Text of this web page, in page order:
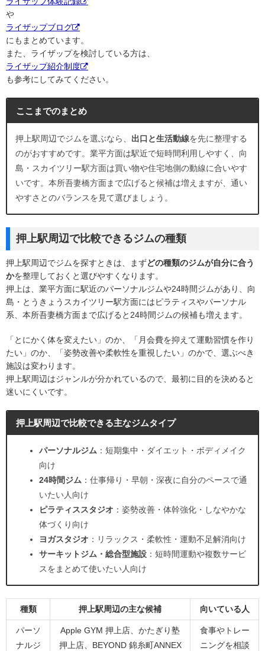
や
ライザップブログ
にもまとめています。
また、ライザップを検討している方は、
ライザップ紹介制度
も参考にしてみてください。
ここまでのまとめ
押上駅周辺でジムを選ぶなら、 出口と生活動線を先に整理する
のがおすすめです。業平方面は駅近で短時間利用しやすく、向
島・スカイツリー駅方面は買い物や住宅地側の動線に合いやす
いです。本所吾妻橋方面まで広げると候補は増えますが、通い
やすさとのバランスを見て選びましょう。
押上駅周辺で比較できるジムの種類
押上駅周辺でジムを探すときは、まずどの種類のジムが自分に合う
かを整理しておくと選びやすくなります。
押上は、業平方面に駅近のパーソナルジムや24時間ジムがあり、向
島・とうきょうスカイツリー駅方面にはピラティスやパーソナル
系、本所吾妻橋方面まで広げると24時間ジムの候補も増えます。
「とにかく体を変えたい」のか、「月会費を抑えて運動習慣を作り
たい」のか、「姿勢改善や柔軟性を重視したい」のかで、選ぶべき
施設は変わります。
押上駅周辺はジャンルが分かれているので、最初に目的を決めると
迷いにくいです。
押上駅周辺で比較できる主なジムタイプ
パーソナルジム ：短期集中・ダイエット・ボディメイク
向け
24時間ジム ：仕事帰り・早朝・深夜に自分のペースで通
いたい人向け
ピラティススタジオ ：姿勢改善・体幹強化・しなやかな
体づくり向け
ヨガスタジオ ：リラックス・柔軟性・運動不足解消向け
サーキットジム・総合型施設 ：短時間運動や複数サービ
スをまとめて使いたい人向け
種類 押上駅周辺の主な候補 向いている人
パーソ
ナルジ
Apple GYM 押上店、かたぎり塾
押上店、BEYOND 錦糸町ANNEX
食事やトレー
ニングを相談